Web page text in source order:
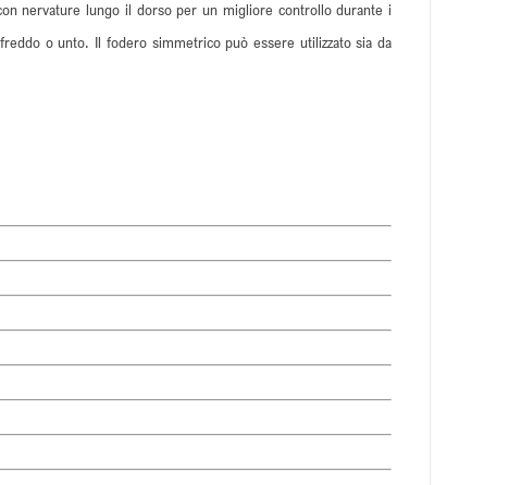
nervature lungo il dorso per un migliore controllo durante i
o unto. Il fodero simmetrico può essere utilizzato sia da